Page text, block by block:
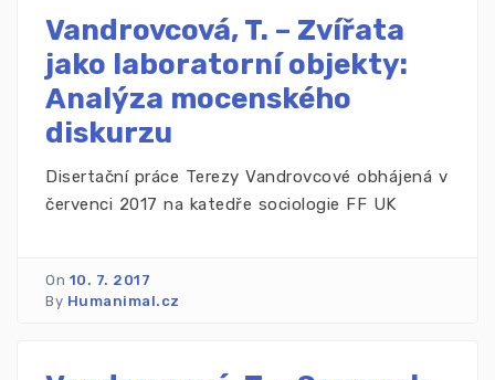
Vandrovcová, T. – Zvířata
jako laboratorní objekty:
Analýza mocenského
diskurzu
Disertační práce Terezy Vandrovcové obhájená v
červenci 2017 na katedře sociologie FF UK
On 10. 7. 2017
By Humanimal.cz